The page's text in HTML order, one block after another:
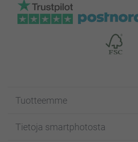
Tuotteemme
Kuvakortit
Tietoja smartphotosta